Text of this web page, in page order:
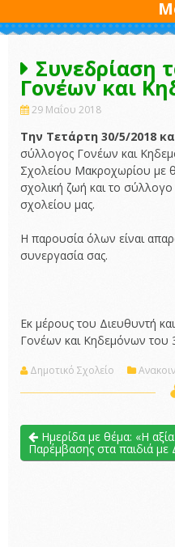
Συνεδρίαση
Γονέων και
29 Μαΐου 2018
Την Τετάρτη 30/5/2018
σύλλογος Γονέων και
Σχολείου Μακροχωρίου με
σχολική ζωή και το
σχολείου μας.
Η παρουσία όλων είναι
συνεργασία σας.
Εκ μέρους του Διευθυντή
Γονέων και Κηδεμόνων του
Δημοτικό Σχολείο
Ημερίδα με θέμα: «Η
Παρέμβασης στα παιδιά